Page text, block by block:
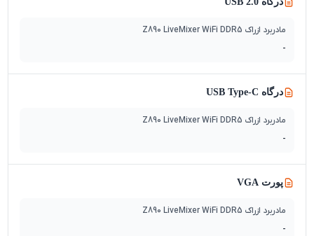
مادربرد ازراک Z890 LiveMixer WiFi DDR5
-
درگاه USB Type-C
مادربرد ازراک Z890 LiveMixer WiFi DDR5
-
پورت VGA
مادربرد ازراک Z890 LiveMixer WiFi DDR5
-